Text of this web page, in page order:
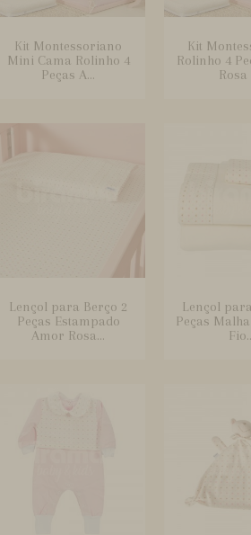
Kit Montessoriano
Mini Cama Rolinho 4
Peças A...
Kit
Rolinho 4
Rosa
Lençol para Berço 2
Peças Estampado
Amor Rosa...
Lençol
Peças